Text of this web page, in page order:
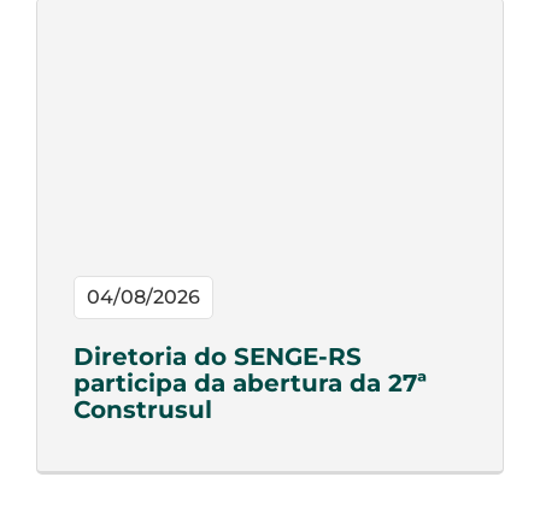
04/08/2026
Diretoria do SENGE-RS
participa da abertura da 27ª
Construsul